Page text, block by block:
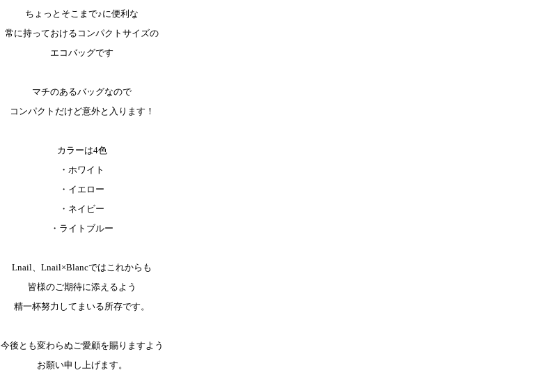
ちょっとそこまで♪に便利な
常に持っておけるコンパクトサイズの
エコバッグです
マチのあるバッグなので
コンパクトだけど意外と入ります！
カラーは4色
・ホワイト
・イエロー
・ネイビー
・ライトブルー
Lnail、Lnail×Blancではこれからも
皆様のご期待に添えるよう
精一杯努力してまいる所存です。
今後とも変わらぬご愛顧を賜りますよう
お願い申し上げます。